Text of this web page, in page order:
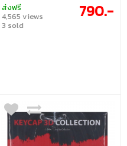
ส่งฟรี
4,565 views
3 sold
790.-